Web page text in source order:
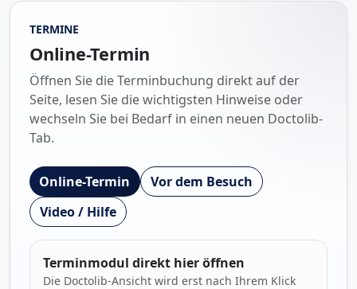
TERMINE
Online-Termin
Öffnen Sie die Terminbuchung direkt auf der
Seite, lesen Sie die wichtigsten Hinweise oder
wechseln Sie bei Bedarf in einen neuen Doctolib-
Tab.
Online-Termin
Vor dem Besuch
Video / Hilfe
Terminmodul direkt hier öffnen
Die Doctolib-Ansicht wird erst nach Ihrem Klick